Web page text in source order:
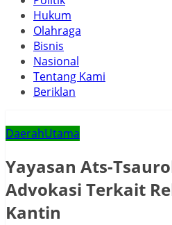
Hukum
Olahraga
Bisnis
Nasional
Tentang Kami
Beriklan
DaerahUtama
Yayasan Ats-
Advokasi Terkait
Kantin